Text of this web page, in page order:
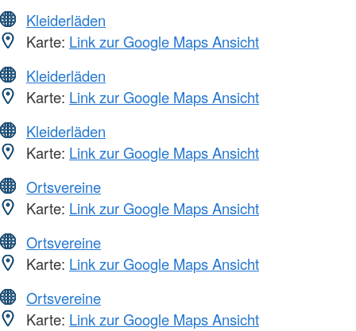
Kleiderläden
Karte: Link zur Google Maps Ansicht
Kleiderläden
Karte: Link zur Google Maps Ansicht
Kleiderläden
Karte: Link zur Google Maps Ansicht
Ortsvereine
Karte: Link zur Google Maps Ansicht
Ortsvereine
Karte: Link zur Google Maps Ansicht
Ortsvereine
Karte: Link zur Google Maps Ansicht